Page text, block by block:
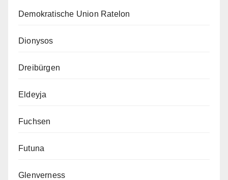
Demokratische Union Ratelon
Dionysos
Dreibürgen
Eldeyja
Fuchsen
Futuna
Glenverness